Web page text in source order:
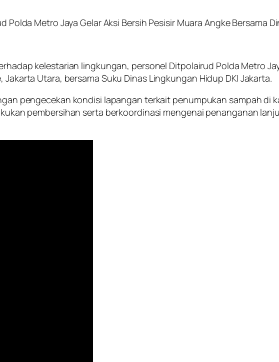
Polda Metro Jaya Gelar Aksi Bersih Pesisir Muara Angke Bersama
kelestarian lingkungan, personel Ditpolairud Polda Metro
Jakarta Utara, bersama Suku Dinas Lingkungan Hidup DKI Jakarta.
pengecekan kondisi lapangan terkait penumpukan sampah di
pembersihan serta berkoordinasi mengenai penanganan